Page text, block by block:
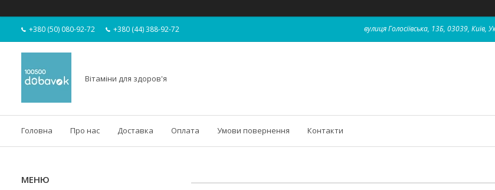
+380 (50) 080-92-72 +380 (44) 388-92-72 вулиця Голосіївська, 13Б, 03039, Київ,
Вітаміни для здоров'я
Головна Про нас Доставка Оплата Умови повернення Контакти